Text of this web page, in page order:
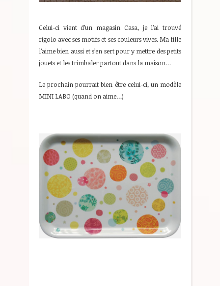
Celui-ci vient d’un magasin Casa, je l’ai trouvé
rigolo avec ses motifs et ses couleurs vives. Ma fille
l’aime bien aussi et s’en sert pour y mettre des petits
jouets et les trimbaler partout dans la maison…
Le prochain pourrait bien être celui-ci, un modèle
MINI LABO (quand on aime…)